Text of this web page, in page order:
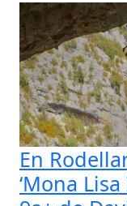
En
‘Mona